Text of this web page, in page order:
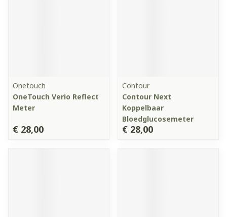
Onetouch
OneTouch Verio Reflect
Meter
€ 28,00
Contour
Contour Next
Koppelbaar
Bloedglucosemeter
€ 28,00